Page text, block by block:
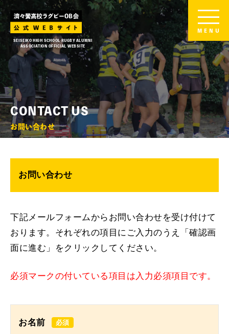
SEISEIKO HIGH SCHOOL RUGBY ALUMNI
ASSOCIATION OFFICIAL WEBSITE
MENU
CONTACT US
お問い合わせ
お問い合わせ
下記メールフォームからお問い合わせを受け付けて
おります。 それぞれの項目にご入力のうえ「確認画
面に進む」をクリックしてください。
必須マークの付いている項目は入力必須項目です。
お名前